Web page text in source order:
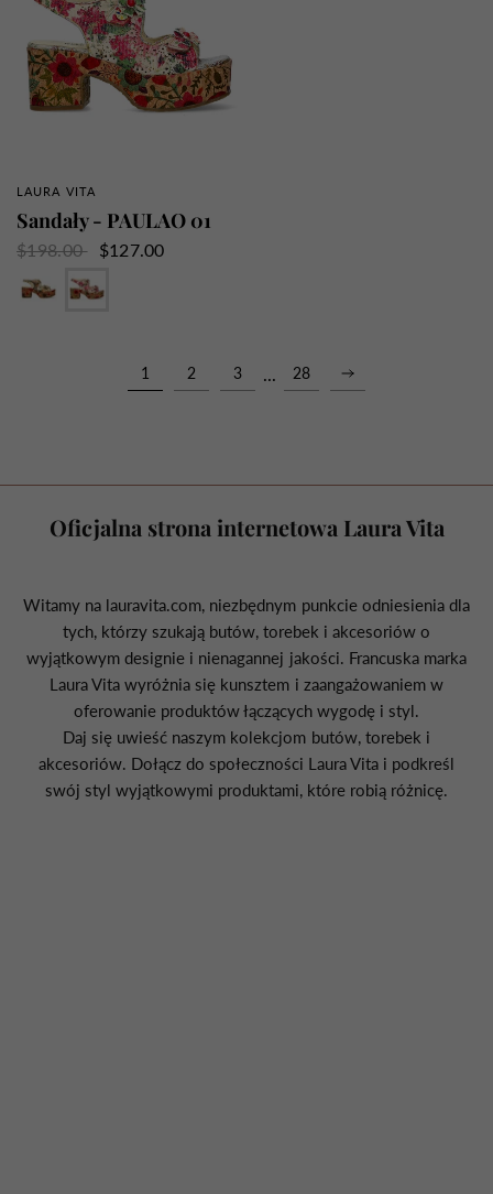
SZYBKI PRZEGLĄD
LAURA VITA
Sandały - PAULAO 01
$198.00
$127.00
1 2 3 ... 28
Oficjalna strona internetowa Laura Vita
Witamy na lauravita.com, niezbędnym punkcie odniesienia dla
tych, którzy szukają butów, torebek i akcesoriów o
wyjątkowym designie i nienagannej jakości. Francuska marka
Laura Vita wyróżnia się kunsztem i zaangażowaniem w
oferowanie produktów łączących wygodę i styl.
Daj się uwieść naszym kolekcjom butów, torebek i
akcesoriów. Dołącz do społeczności Laura Vita i podkreśl
swój styl wyjątkowymi produktami, które robią różnicę.